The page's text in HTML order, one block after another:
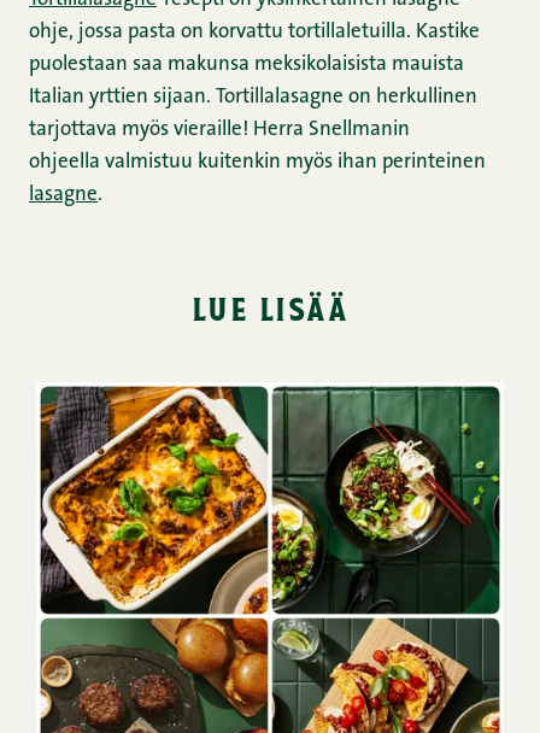
ohje, jossa pasta on korvattu tortillaletuilla. Kastike
puolestaan saa makunsa meksikolaisista mauista
Italian yrttien sijaan. Tortillalasagne on herkullinen
tarjottava myös vieraille! Herra Snellmanin
ohjeella valmistuu kuitenkin myös ihan perinteinen
lasagne.
lue lisää